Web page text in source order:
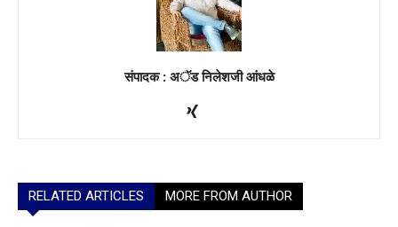
संपादक : अॅड निलेशजी आंधळे
RELATED ARTICLES MORE FROM AUTHOR